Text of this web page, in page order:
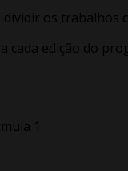
os trabalhos
edição do
1.